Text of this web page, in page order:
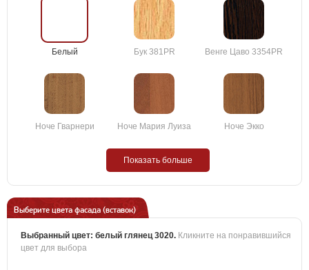
Белый Бук 381PR Венге Цаво 3354PR
Ноче Гварнери Ноче Мария Луиза Ноче Экко
Показать больше
Выберите цвета фасада (вставок)
Выбранный цвет: белый глянец 3020. Кликните на понравившийся
цвет для выбора